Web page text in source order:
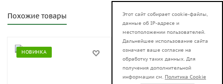
Похожие товары
НОВИНКА НОВИНКА
Этот сайт собирает cookie-файлы,
данные об IP-адресе и
местоположении пользователей.
Дальнейшее использование сайта
означает ваше согласие на
обработку таких данных. Для
получения дополнительной
информации см. Политика Cookie